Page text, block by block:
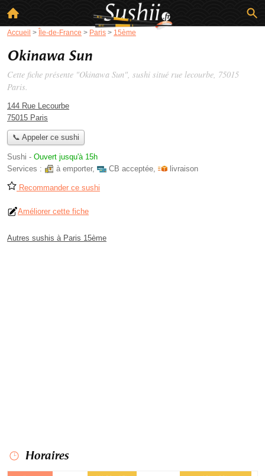
Accueil > Île-de-France > Paris > 15ème
Okinawa Sun
Cette fiche présente "Okinawa Sun", sushi situé rue lecourbe, 75015
Paris.
144 Rue Lecourbe
75015 Paris
📞 Appeler ce sushi
Sushi - Ouvert jusqu'à 15h
Services :
à emporter, CB acceptée, livraison
Recommander ce sushi
Améliorer cette fiche
Autres sushis à Paris 15ème
Horaires